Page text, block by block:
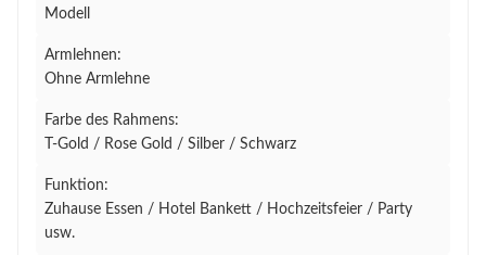
Modell
Armlehnen:
Ohne Armlehne
Farbe des Rahmens:
T-Gold / Rose Gold / Silber / Schwarz
Funktion:
Zuhause Essen / Hotel Bankett / Hochzeitsfeier / Party
usw.